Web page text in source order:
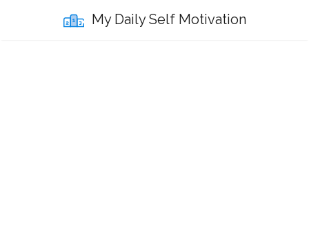
My Daily Self Motivation